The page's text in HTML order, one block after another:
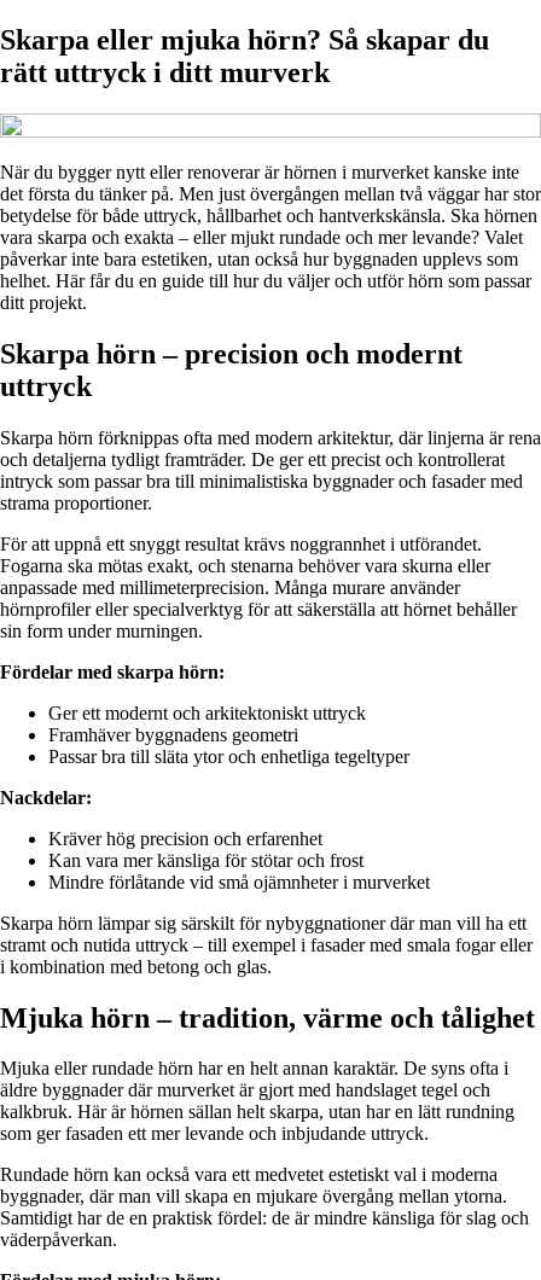
Skarpa eller mjuka hörn? Så skapar du
rätt uttryck i ditt murverk
När du bygger nytt eller renoverar är hörnen i murverket kanske inte
det första du tänker på. Men just övergången mellan två väggar har stor
betydelse för både uttryck, hållbarhet och hantverkskänsla. Ska hörnen
vara skarpa och exakta – eller mjukt rundade och mer levande? Valet
påverkar inte bara estetiken, utan också hur byggnaden upplevs som
helhet. Här får du en guide till hur du väljer och utför hörn som passar
ditt projekt.
Skarpa hörn – precision och modernt
uttryck
Skarpa hörn förknippas ofta med modern arkitektur, där linjerna är rena
och detaljerna tydligt framträder. De ger ett precist och kontrollerat
intryck som passar bra till minimalistiska byggnader och fasader med
strama proportioner.
För att uppnå ett snyggt resultat krävs noggrannhet i utförandet.
Fogarna ska mötas exakt, och stenarna behöver vara skurna eller
anpassade med millimeterprecision. Många murare använder
hörnprofiler eller specialverktyg för att säkerställa att hörnet behåller
sin form under murningen.
Fördelar med skarpa hörn:
Ger ett modernt och arkitektoniskt uttryck
Framhäver byggnadens geometri
Passar bra till släta ytor och enhetliga tegeltyper
Nackdelar:
Kräver hög precision och erfarenhet
Kan vara mer känsliga för stötar och frost
Mindre förlåtande vid små ojämnheter i murverket
Skarpa hörn lämpar sig särskilt för nybyggnationer där man vill ha ett
stramt och nutida uttryck – till exempel i fasader med smala fogar eller
i kombination med betong och glas.
Mjuka hörn – tradition, värme och tålighet
Mjuka eller rundade hörn har en helt annan karaktär. De syns ofta i
äldre byggnader där murverket är gjort med handslaget tegel och
kalkbruk. Här är hörnen sällan helt skarpa, utan har en lätt rundning
som ger fasaden ett mer levande och inbjudande uttryck.
Rundade hörn kan också vara ett medvetet estetiskt val i moderna
byggnader, där man vill skapa en mjukare övergång mellan ytorna.
Samtidigt har de en praktisk fördel: de är mindre känsliga för slag och
väderpåverkan.